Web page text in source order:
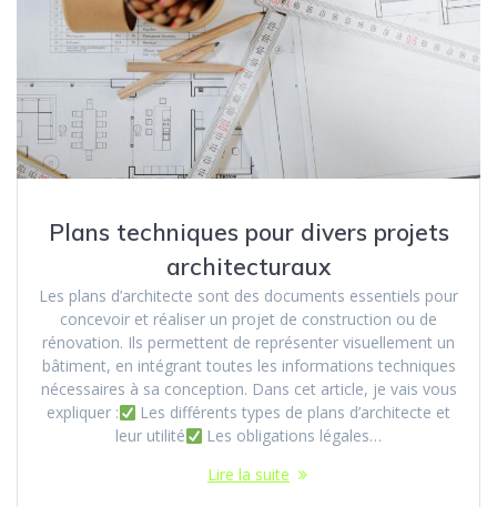
Plans techniques pour divers projets
architecturaux
Les plans d’architecte sont des documents essentiels pour
concevoir et réaliser un projet de construction ou de
rénovation. Ils permettent de représenter visuellement un
bâtiment, en intégrant toutes les informations techniques
nécessaires à sa conception. Dans cet article, je vais vous
expliquer :
Les différents types de plans d’architecte et
leur utilité
Les obligations légales…
Lire la suite